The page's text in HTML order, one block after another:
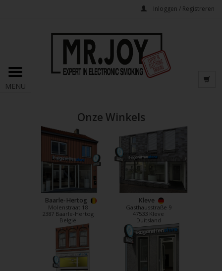
Inloggen / Registreren
MENU
Onze Winkels
Baarle-Hertog
Molenstraat 18
2387 Baarle-Hertog
België
Kleve
Gasthausstraße 9
47533 Kleve
Duitsland